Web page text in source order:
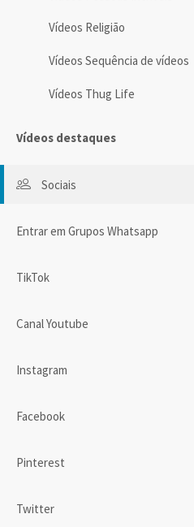
Vídeos Religião
Vídeos Sequência de vídeos
Vídeos Thug Life
Vídeos destaques
Sociais
Entrar em Grupos Whatsapp
TikTok
Canal Youtube
Instagram
Facebook
Pinterest
Twitter